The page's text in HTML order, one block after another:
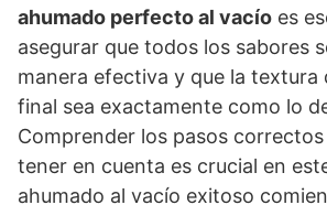
ahumado perfecto al vacío es
asegurar que todos los sabores
manera efectiva y que la textura
final sea exactamente como lo
Comprender los pasos
tener en cuenta es crucial en
ahumado al vacío exitoso